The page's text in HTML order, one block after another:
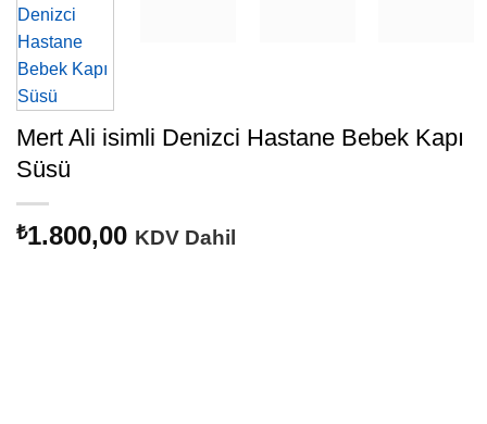
Mert Ali isimli Denizci Hastane Bebek Kapı
Süsü
₺1.800,00 KDV Dahil